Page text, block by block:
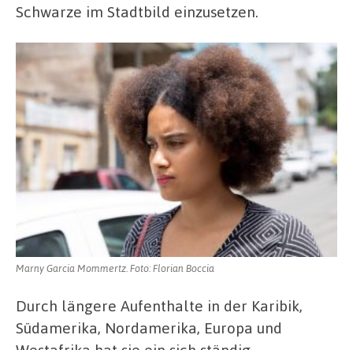
Schwarze im Stadtbild einzusetzen.
Marny Garcia Mommertz. Foto: Florian Boccia
Durch längere Aufenthalte in der Karibik,
Südamerika, Nordamerika, Europa und